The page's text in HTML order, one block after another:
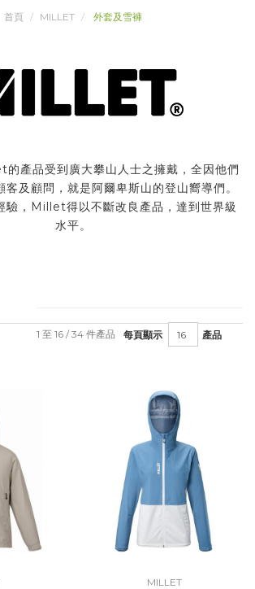
首頁 MILLET 外套及雪褲
產品受到廣大攀山人士之擁戴，全因他們
及顧問，就是阿爾卑斯山的登山嚮導們。
驗，Millet得以不斷改良產品，達到世界級
水平。
每頁顯示 產品
1 至 16 / 34 件產品
MILLET